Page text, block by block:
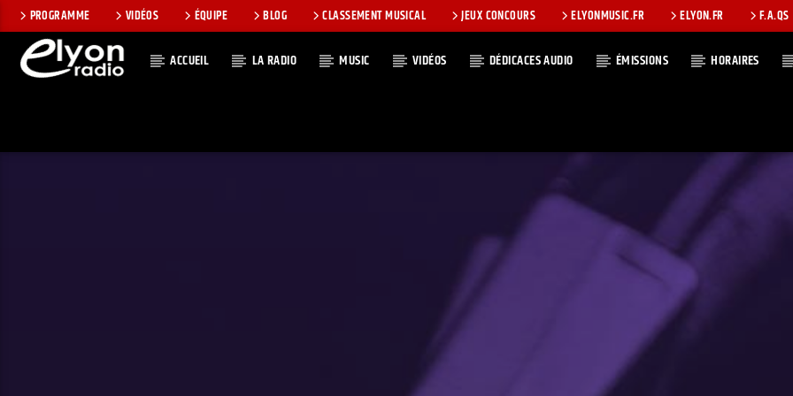
PROGRAMME VIDÉOS ÉQUIPE BLOG CLASSEMENT MUSICAL JEUX CONCOURS ELYONMUSIC.FR ELYON.FR F.A.QS
ACCUEIL LA RADIO MUSIC VIDÉOS DÉDICACES AUDIO ÉMISSIONS HORAIRES